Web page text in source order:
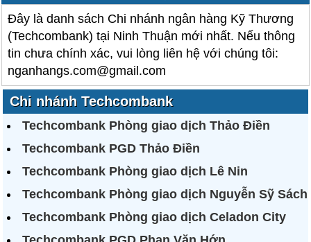
Đây là danh sách Chi nhánh ngân hàng Kỹ Thương
(Techcombank) tại Ninh Thuận mới nhất. Nếu thông
tin chưa chính xác, vui lòng liên hệ với chúng tôi:
nganhangs.com@gmail.com
Chi nhánh Techcombank
Techcombank Phòng giao dịch Thảo Điền
Techcombank PGD Thảo Điền
Techcombank Phòng giao dịch Lê Nin
Techcombank Phòng giao dịch Nguyễn Sỹ Sách
Techcombank Phòng giao dịch Celadon City